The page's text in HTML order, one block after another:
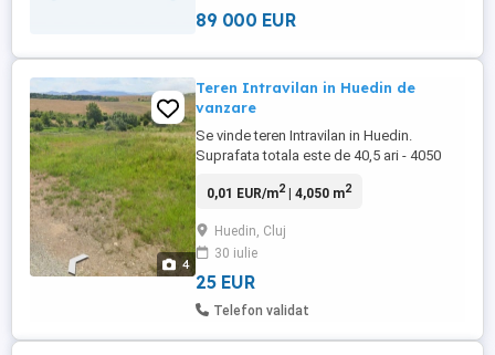
89 000 EUR
4
Teren Intravilan in Huedin de
vanzare
Se vinde teren Intravilan in Huedin.
Suprafata totala este de 40,5 ari - 4050
Utilitatile ( apa, curent, gaz) la limita de
0,01 EUR/m2| 4,050 m2
Huedin, Cluj
30 iulie
25 EUR
Telefon validat